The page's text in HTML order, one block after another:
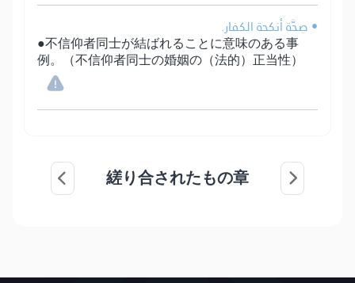
• صِحَّة أنكحة الكفار.
●不信仰者同士が結ばれることに意味のある事
例。（不信仰者同士の婚姻の（法的）正当性）
縒り合されたもの章